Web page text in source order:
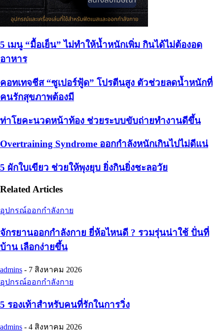
5 เมนู “มื้อเย็น” ไม่ทำให้น้ำหนักเพิ่ม กินได้ไม่ต้องอด
อาหาร
คอทเทจชีส “ซูเปอร์ฟู้ด” โปรตีนสูง ตัวช่วยลดน้ำหนักที่
คนรักสุขภาพต้องมี
ท่าโยคะนวดหน้าท้อง ช่วยระบบขับถ่ายทำงานดีขึ้น
Overtraining Syndrome ออกกำลังหนักเกินไปไม่ดีแน่
5 ผักใบเขียว ช่วยให้พุงยุบ ยิ่งกินยิ่งชะลอวัย
Related Articles
อุปกรณ์ออกกำลังกาย
จักรยานออกกำลังกาย ยี่ห้อไหนดี ? รวมรุ่นน่าใช้ ปั่นที่
บ้าน เลือกง่ายขึ้น
admins - 7 สิงหาคม 2026
อุปกรณ์ออกกำลังกาย
5 รองเท้าสำหรับคนที่รักในการวิ่ง
admins - 4 สิงหาคม 2026